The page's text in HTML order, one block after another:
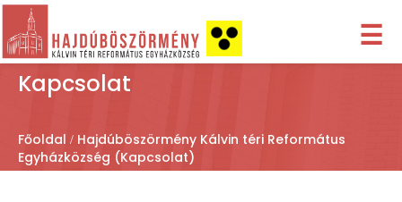
☰
Kapcsolat
Főoldal
Hajdúböszörmény Kálvin téri Református
Egyházközség (Kapcsolat)